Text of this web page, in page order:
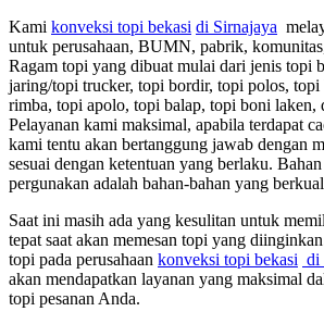
Kami konveksi topi bekasi di Sirnajaya
untuk perusahaan, BUMN, pabrik,
Ragam topi yang dibuat mulai dari jenis topi
jaring/topi trucker, topi bordir, topi polos,
rimba, topi apolo, topi balap, topi boni laken,
Pelayanan kami maksimal, apabila terdapat
kami tentu akan bertanggung jawab dengan
sesuai dengan ketentuan yang berlaku.
pergunakan adalah bahan-bahan yang
Saat ini masih ada yang kesulitan untuk
tepat saat akan memesan topi yang
topi pada perusahaan konveksi topi bekasi di
akan mendapatkan layanan yang maksimal
topi pesanan Anda.